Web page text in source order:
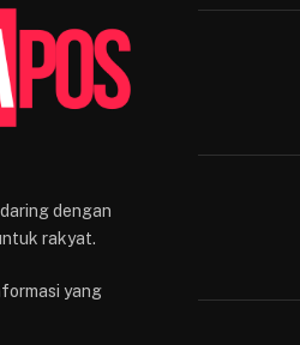
dengan
rakyat.
yang